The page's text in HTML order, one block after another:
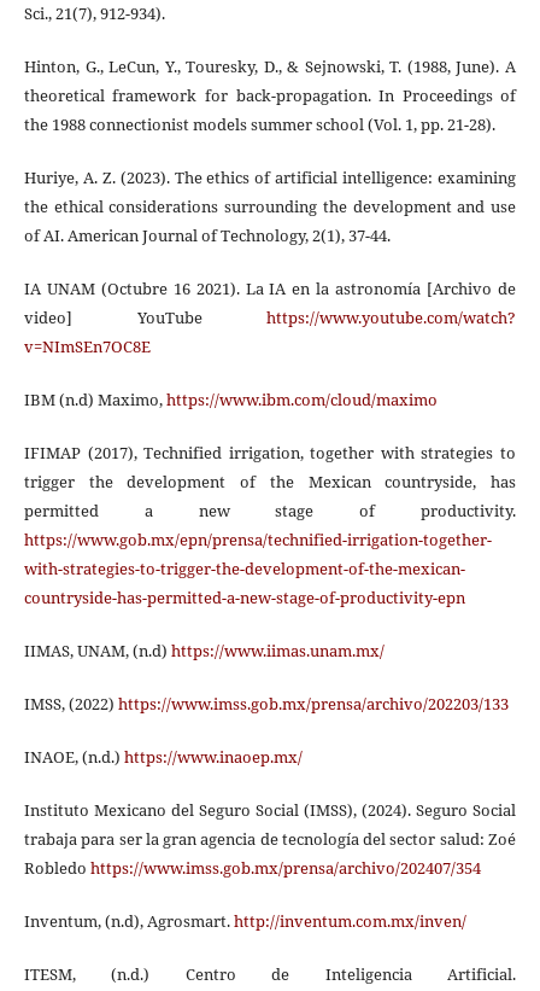
Sci., 21(7), 912-934).
Hinton, G., LeCun, Y., Touresky, D., & Sejnowski, T. (1988, June). A
theoretical framework for back-propagation. In Proceedings of
the 1988 connectionist models summer school (Vol. 1, pp. 21-28).
Huriye, A. Z. (2023). The ethics of artificial intelligence: examining
the ethical considerations surrounding the development and use
of AI. American Journal of Technology, 2(1), 37-44.
IA UNAM (Octubre 16 2021). La IA en la astronomía [Archivo de
video] YouTubehttps://www.youtube.com/watch?
v=NImSEn7OC8E
IBM (n.d) Maximo,https://www.ibm.com/cloud/maximo
IFIMAP (2017), Technified irrigation, together with strategies to
trigger the development of the Mexican countryside, has
permitted a new stage of productivity.
https://www.gob.mx/epn/prensa/technified-irrigation-together-
with-strategies-to-trigger-the-development-of-the-mexican-
countryside-has-permitted-a-new-stage-of-productivity-epn
IIMAS, UNAM, (n.d) https://www.iimas.unam.mx/
IMSS, (2022) https://www.imss.gob.mx/prensa/archivo/202203/133
INAOE, (n.d.) https://www.inaoep.mx/
Instituto Mexicano del Seguro Social (IMSS), (2024). Seguro Social
trabaja para ser la gran agencia de tecnología del sector salud: Zoé
Robledo https://www.imss.gob.mx/prensa/archivo/202407/354
Inventum, (n.d), Agrosmart.http://inventum.com.mx/inven/
ITESM, (n.d.) Centro de Inteligencia Artificial.